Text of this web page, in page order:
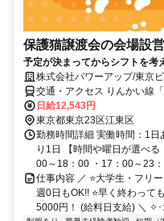
保護猫譲渡会の会場設
予定が決まってからシフトを考
株式会社パワーアップ/東京
交通・アクセス りんかい線
京ビックサイト駅」徒歩3分
日給12,543円
東京都東京23区江東区
勤務時間詳細 実働時間：1
り1日 【時間や曜日が選べ
00～18：00 ・17：00～23：
仕事内容 ／ ⭐大学生・フリ
週0日もOK!! ⭐早く終わって
5000円！ (給料日支給) ＼ ✧･: